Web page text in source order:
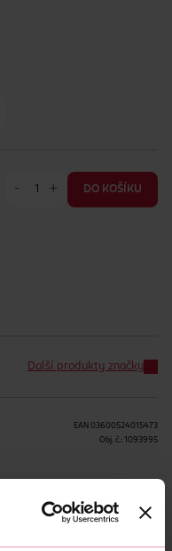
- + DO KOŠÍKU
Další produkty značky
EAN 03600524015473
Obj. č.: 1093995